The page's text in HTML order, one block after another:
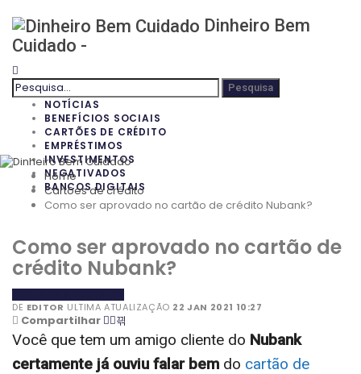
Dinheiro Bem
Cuidado -
NOTÍCIAS
BENEFÍCIOS SOCIAIS
CARTÕES DE CRÉDITO
EMPRÉSTIMOS
INVESTIMENTOS
NEGATIVADOS
BANCOS DIGITAIS
Home
Cartões de crédito
Como ser aprovado no cartão de crédito Nubank?
Como ser aprovado no cartão de
crédito Nubank?
DE EDITOR ULTIMA ATUALIZAÇÃO 22 JAN 2021 10:27
Compartilhar
Você que tem um amigo cliente do Nubank
certamente já ouviu falar bem do cartão de